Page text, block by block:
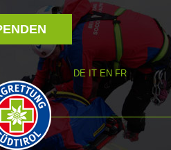
DE IT EN FR